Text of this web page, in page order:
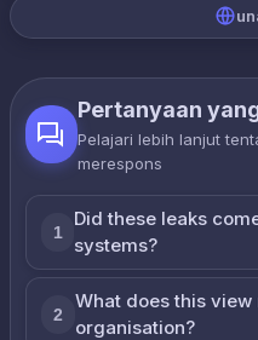
Pertanyaan
Pelajari lebih lanjut
merespons
1
Did these leaks
systems?
2
What does this
organisation?